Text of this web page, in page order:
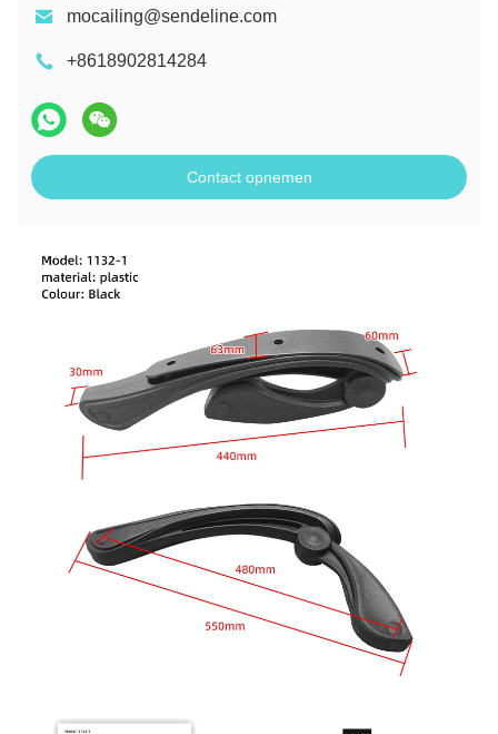
mocailing@sendeline.com
+8618902814284
Contact opnemen